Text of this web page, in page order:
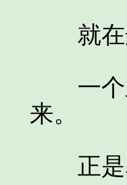
就在这
一个玉
来。
正是